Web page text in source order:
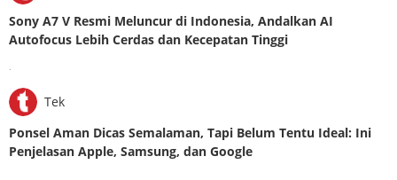
Sony A7 V Resmi Meluncur di Indonesia, Andalkan AI
Autofocus Lebih Cerdas dan Kecepatan Tinggi
Tek
Ponsel Aman Dicas Semalaman, Tapi Belum Tentu Ideal: Ini
Penjelasan Apple, Samsung, dan Google